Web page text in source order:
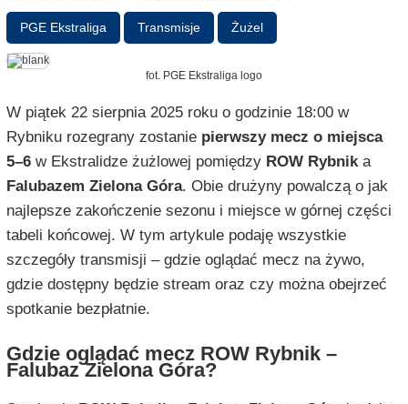
PGE Ekstraliga Transmisje Żużel
fot. PGE Ekstraliga logo
W piątek 22 sierpnia 2025 roku o godzinie 18:00 w
Rybniku rozegrany zostanie pierwszy mecz o miejsca
5–6w Ekstralidze żużlowej pomiędzy ROW Rybnika
Falubazem Zielona Góra. Obie drużyny powalczą o jak
najlepsze zakończenie sezonu i miejsce w górnej części
tabeli końcowej. W tym artykule podaję wszystkie
szczegóły transmisji – gdzie oglądać mecz na żywo,
gdzie dostępny będzie stream oraz czy można obejrzeć
spotkanie bezpłatnie.
Gdzie oglądać mecz ROW Rybnik –
Falubaz Zielona Góra?